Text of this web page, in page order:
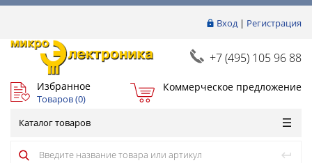
Вход| Регистрация
+7 (495) 105 96 88
Избранное
Товаров (0)
Коммерческое предложение
Каталог товаров